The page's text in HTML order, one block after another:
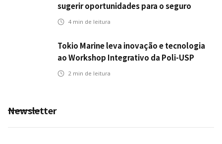
sugerir oportunidades para o seguro
automotivo
4 min de leitura
Tokio Marine leva inovação e tecnologia
ao Workshop Integrativo da Poli-USP
2 min de leitura
Newsletter